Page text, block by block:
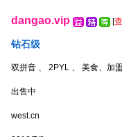
dangao.vip [
钻石级
双拼音 、 2PYL 、 美食、加盟
出售中
west.cn